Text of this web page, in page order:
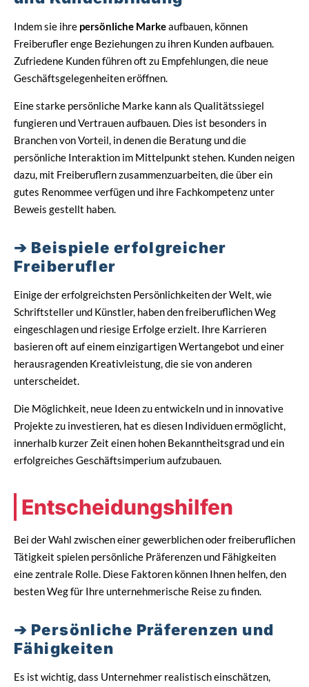
Indem sie ihre persönliche Markeaufbauen, können
Freiberufler enge Beziehungen zu ihren Kunden aufbauen.
Zufriedene Kunden führen oft zu Empfehlungen, die neue
Geschäftsgelegenheiten eröffnen.
Eine starke persönliche Marke kann als Qualitätssiegel
fungieren und Vertrauen aufbauen. Dies ist besonders in
Branchen von Vorteil, in denen die Beratung und die
persönliche Interaktion im Mittelpunkt stehen. Kunden neigen
dazu, mit Freiberuflern zusammenzuarbeiten, die über ein
gutes Renommee verfügen und ihre Fachkompetenz unter
Beweis gestellt haben.
Beispiele erfolgreicher
Freiberufler
Einige der erfolgreichsten Persönlichkeiten der Welt, wie
Schriftsteller und Künstler, haben den freiberuflichen Weg
eingeschlagen und riesige Erfolge erzielt. Ihre Karrieren
basieren oft auf einem einzigartigen Wertangebot und einer
herausragenden Kreativleistung, die sie von anderen
unterscheidet.
Die Möglichkeit, neue Ideen zu entwickeln und in innovative
Projekte zu investieren, hat es diesen Individuen ermöglicht,
innerhalb kurzer Zeit einen hohen Bekanntheitsgrad und ein
erfolgreiches Geschäftsimperium aufzubauen.
Entscheidungshilfen
Bei der Wahl zwischen einer gewerblichen oder freiberuflichen
Tätigkeit spielen persönliche Präferenzen und Fähigkeiten
eine zentrale Rolle. Diese Faktoren können Ihnen helfen, den
besten Weg für Ihre unternehmerische Reise zu finden.
Persönliche Präferenzen und
Fähigkeiten
Es ist wichtig, dass Unternehmer realistisch einschätzen,